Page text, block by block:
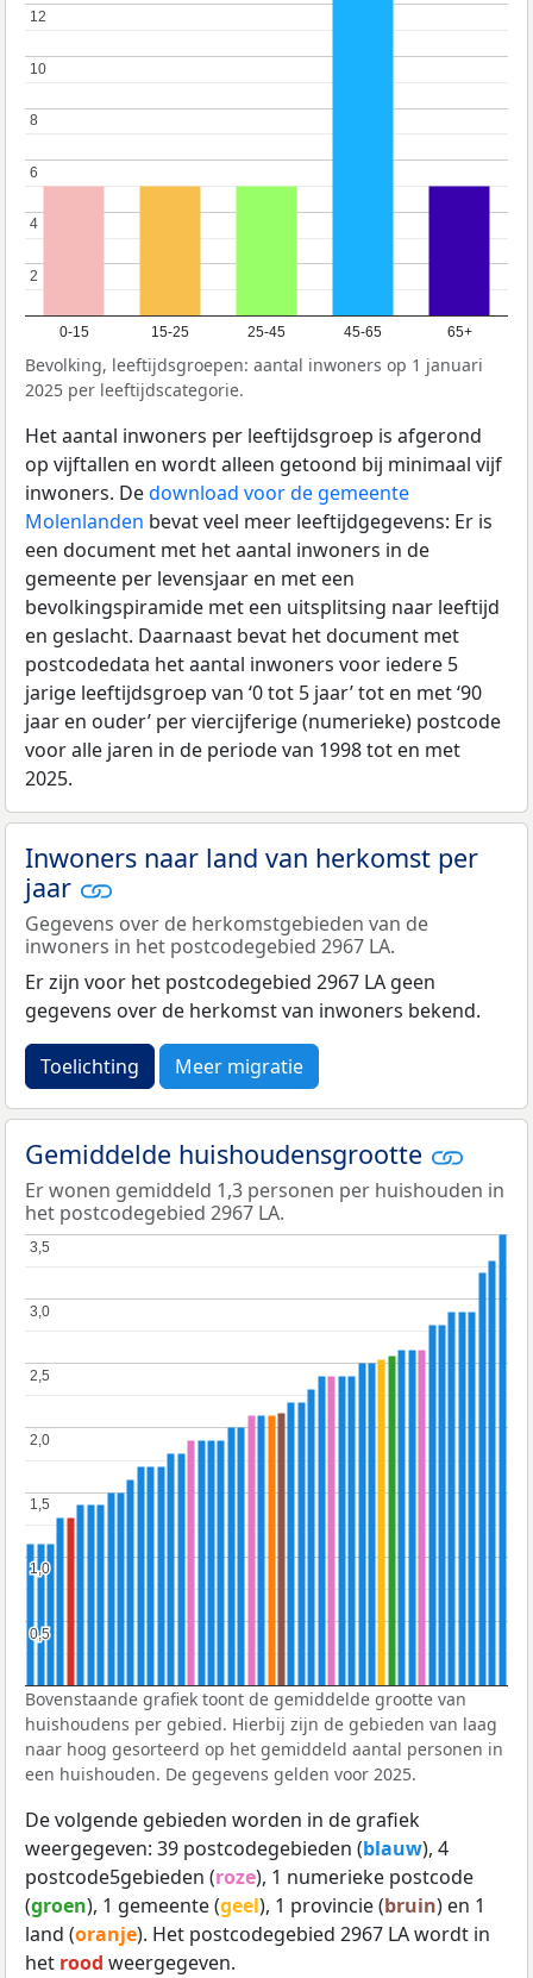
0-15 15-25 25-45 45-65 65+
2
2
4
4
6
6
8
8
10
10
12
12
Bevolking, leeftijdsgroepen: aantal inwoners op 1 januari
2025 per leeftijdscategorie.
Het aantal inwoners per leeftijdsgroep is afgerond
op vijftallen en wordt alleen getoond bij minimaal vijf
inwoners. Dedownload voor de gemeente
Molenlanden bevat veel meer leeftijdgegevens: Er is
een document met het aantal inwoners in de
gemeente per levensjaar en met een
bevolkingspiramide met een uitsplitsing naar leeftijd
en geslacht. Daarnaast bevat het document met
postcodedata het aantal inwoners voor iedere 5
jarige leeftijdsgroep van ‘0 tot 5 jaar’ tot en met ‘90
jaar en ouder’ per viercijferige (numerieke) postcode
voor alle jaren in de periode van 1998 tot en met
2025.
Inwoners naar land van herkomst per
jaar
Gegevens over de herkomstgebieden van de
inwoners in het postcodegebied 2967 LA.
Er zijn voor het postcodegebied 2967 LA geen
gegevens over de herkomst van inwoners bekend.
Toelichting Meer migratie
Gemiddelde huishoudensgrootte
Er wonen gemiddeld 1,3 personen per huishouden in
het postcodegebied 2967 LA.
0,5
0,5
1,0
1,0
1,5
1,5
2,0
2,0
2,5
2,5
3,0
3,0
3,5
3,5
Bovenstaande grafiek toont de gemiddelde grootte van
huishoudens per gebied. Hierbij zijn de gebieden van laag
naar hoog gesorteerd op het gemiddeld aantal personen in
een huishouden. De gegevens gelden voor 2025.
De volgende gebieden worden in de grafiek
weergegeven: 39 postcodegebieden (blauw), 4
postcode5gebieden (roze), 1 numerieke postcode
(groen), 1 gemeente (geel), 1 provincie (bruin) en 1
land (oranje). Het postcodegebied 2967 LA wordt in
het rood weergegeven.